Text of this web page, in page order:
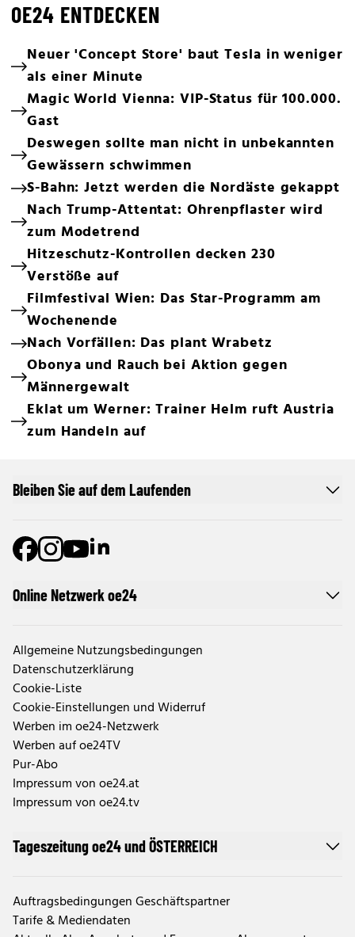
OE24 ENTDECKEN
Neuer 'Concept Store' baut Tesla in weniger
als einer Minute
Magic World Vienna: VIP-Status für 100.000.
Gast
Deswegen sollte man nicht in unbekannten
Gewässern schwimmen
S-Bahn: Jetzt werden die Nordäste gekappt
Nach Trump-Attentat: Ohrenpflaster wird
zum Modetrend
Hitzeschutz-Kontrollen decken 230
Verstöße auf
Filmfestival Wien: Das Star-Programm am
Wochenende
Nach Vorfällen: Das plant Wrabetz
Obonya und Rauch bei Aktion gegen
Männergewalt
Eklat um Werner: Trainer Helm ruft Austria
zum Handeln auf
Online Netzwerk oe24
Allgemeine Nutzungsbedingungen
Datenschutzerklärung
Cookie-Liste
Cookie-Einstellungen und Widerruf
Werben im oe24-Netzwerk
Werben auf oe24TV
Pur-Abo
Impressum von oe24.at
Impressum von oe24.tv
Tageszeitung oe24 und ÖSTERREICH
Auftragsbedingungen Geschäftspartner
Tarife & Mediendaten
Bleiben Sie auf dem Laufenden